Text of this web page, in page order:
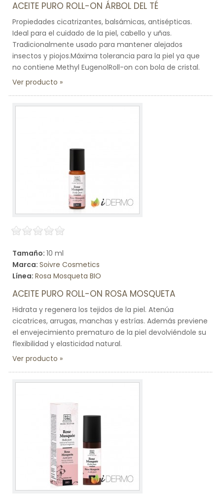
ACEITE PURO ROLL-ON ÁRBOL DEL TÉ
Propiedades cicatrizantes, balsámicas, antisépticas.
Ideal para el cuidado de la piel, cabello y uñas.
Tradicionalmente usado para mantener alejados
insectos y piojos.Máxima tolerancia para la piel ya que
no contiene Methyl EugenolRoll-on con bola de cristal.
Ver producto
Tamaño: 10 ml
Marca: Soivre Cosmetics
Línea: Rosa Mosqueta BIO
ACEITE PURO ROLL-ON ROSA MOSQUETA
Hidrata y regenera los tejidos de la piel. Atenúa
cicatrices, arrugas, manchas y estrías. Además previene
el envejecimiento prematuro de la piel devolviéndole su
flexibilidad y elasticidad natural.
Ver producto